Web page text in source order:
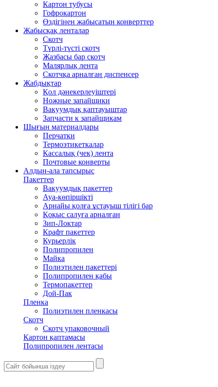
Картон тубусы
Гофрокартон
Өздігінен жабысатын конверттер
Жабысқақ ленталар
Скотч
Түрлі-түсті скотч
Жазбасы бар скотч
Малярлық лента
Скотчқа арналған диспенсер
Жабдықтар
Қол дәнекерлеуіштері
Ножные запайщики
Вакуумдық қаптауыштар
Запчасти к запайщикам
Шығын материалдары
Перчатки
Термоэтикеткалар
Кассалық (чек) лента
Почтовые конверты
Алдын-ала тапсырыс
Пакеттер
Вакуумдық пакеттер
Ауа-көпіршікті
Арнайы қолға ұстауыш тілігі бар
Қоқыс салуға арналған
Зип-Локтар
Крафт пакеттер
Курьерлік
Полипропилен
Майка
Полиэтилен пакеттері
Полипропилен қабы
Термопакеттер
Дой-Пак
Пленка
Полиэтилен пленкасы
Скотч
Скотч упаковочный
Картон қаптамасы
Полипропилен лентасы